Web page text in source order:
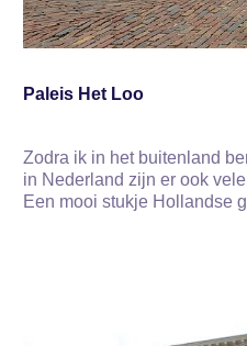
Paleis Het Loo
Zodra ik in het buitenland
in Nederland zijn er ook
Een mooi stukje Hollandse